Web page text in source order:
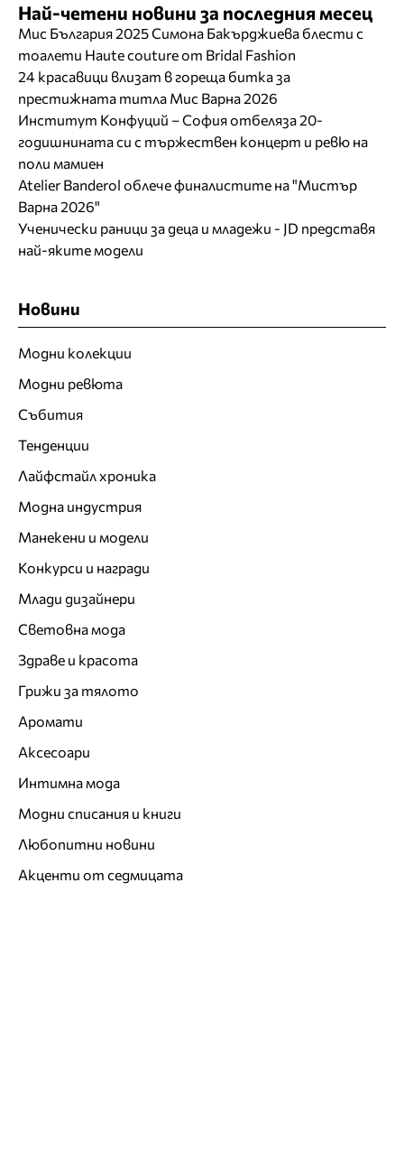
Най-четени новини за последния месец
Мис България 2025 Симона Бакърджиева блести с
тоалети Haute couture от Bridal Fashion
24 красавици влизат в гореща битка за
престижната титла Мис Варна 2026
Институт Конфуций – София отбеляза 20-
годишнината си с тържествен концерт и ревю на
поли мамиен
Atelier Banderol облече финалистите на "Мистър
Варна 2026"
Ученически раници за деца и младежи - JD представя
най-яките модели
Новини
Модни колекции
Модни ревюта
Събития
Тенденции
Лайфстайл хроника
Модна индустрия
Манекени и модели
Конкурси и награди
Млади дизайнери
Световна мода
Здраве и красота
Грижи за тялото
Аромати
Аксесоари
Интимна мода
Модни списания и книги
Любопитни новини
Акценти от седмицата